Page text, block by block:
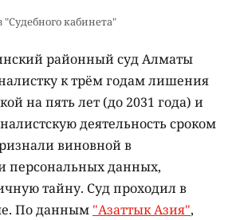
кабинета"
районный суд Алматы
к трём годам лишения
на пять лет (до 2031 года) и
деятельность сроком
виновной в
персональных данных,
тайну. Суд проходил в
По данным "Азаттык Азия",